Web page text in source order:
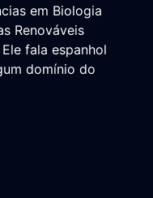
em Biologia
Renováveis
fala espanhol
domínio do